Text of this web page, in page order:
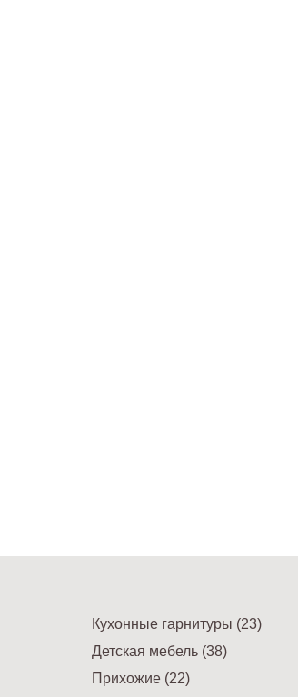
Кухонные гарнитуры (23)
Детская мебель (38)
Прихожие (22)